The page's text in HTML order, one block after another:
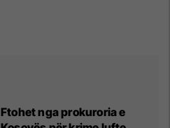
Ftohet nga prokuroria e